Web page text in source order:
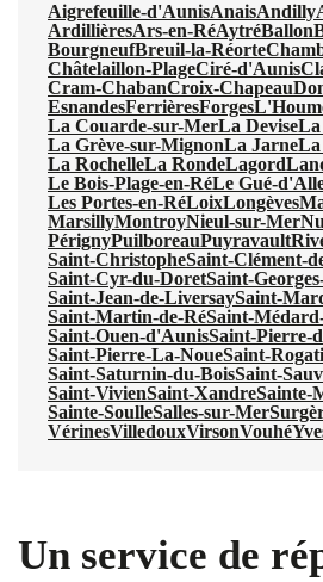
Aigrefeuille-d'AunisAnaisAndilly
ArdillièresArs-en-RéAytréBallon
BourgneufBreuil-la-Réorte
Châtelaillon-PlageCiré-d'Aunis
Cram-ChabanCroix-Chapeau
EsnandesFerrièresForges
La Couarde-sur-MerLa DeviseLa
La Grève-sur-MignonLa Jarne
La RochelleLa RondeLagord
Le Bois-Plage-en-RéLe Gué-
Les Portes-en-RéLoixLongèves
MarsillyMontroyNieul-sur-Mer
PérignyPuilboreauPuyravault
Saint-ChristopheSaint-Clément-
Saint-Cyr-du-DoretSaint-
Saint-Jean-de-LiversaySaint-
Saint-Martin-de-RéSaint-
Saint-Ouen-d'AunisSaint-Pierre-
Saint-Pierre-La-NoueSaint-
Saint-Saturnin-du-BoisSaint-
Saint-VivienSaint-XandreSainte-
Sainte-SoulleSalles-sur-Mer
VérinesVilledouxVirsonVouhé
Un service de